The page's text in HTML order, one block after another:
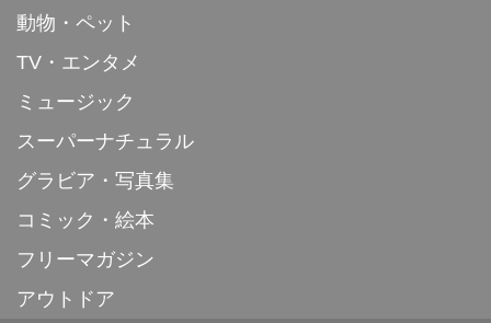
動物・ペット
TV・エンタメ
ミュージック
スーパーナチュラル
グラビア・写真集
コミック・絵本
フリーマガジン
アウトドア